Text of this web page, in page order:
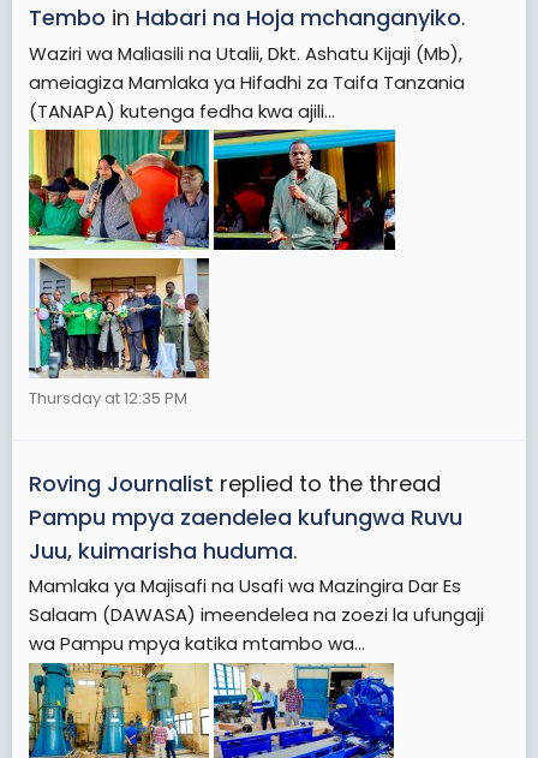
Tembo in Habari na Hoja mchanganyiko.
Waziri wa Maliasili na Utalii, Dkt. Ashatu Kijaji (Mb),
ameiagiza Mamlaka ya Hifadhi za Taifa Tanzania
(TANAPA) kutenga fedha kwa ajili...
Thursday at 12:35 PM
Roving Journalist replied to the thread
Pampu mpya zaendelea kufungwa Ruvu
Juu, kuimarisha huduma.
Mamlaka ya Majisafi na Usafi wa Mazingira Dar Es
Salaam (DAWASA) imeendelea na zoezi la ufungaji
wa Pampu mpya katika mtambo wa...